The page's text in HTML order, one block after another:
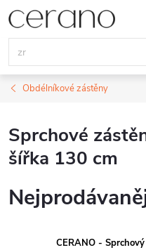
Přejít
na
obsah
Obdélníkové zástěny
Sprchové
šířka 130 cm
CERANO -